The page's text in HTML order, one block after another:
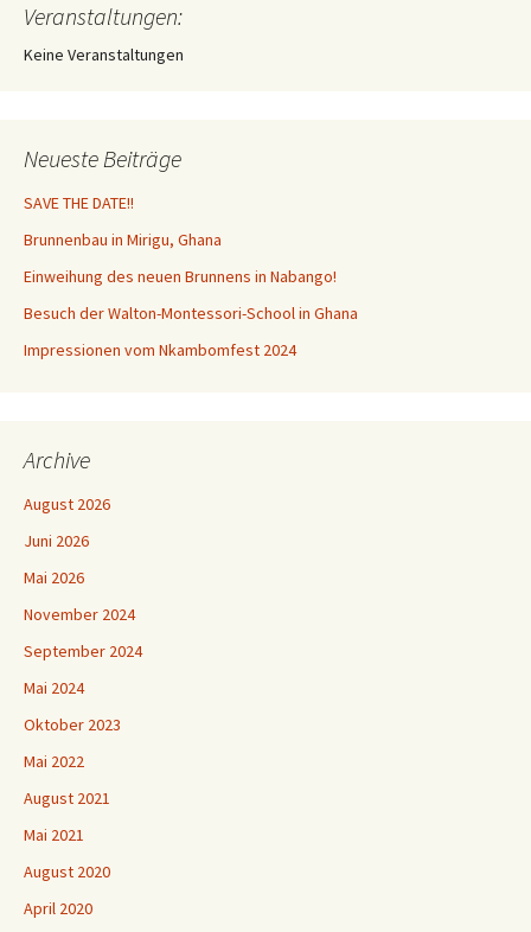
Veranstaltungen:
Keine Veranstaltungen
Neueste Beiträge
SAVE THE DATE!!
Brunnenbau in Mirigu, Ghana
Einweihung des neuen Brunnens in Nabango!
Besuch der Walton-Montessori-School in Ghana
Impressionen vom Nkambomfest 2024
Archive
August 2026
Juni 2026
Mai 2026
November 2024
September 2024
Mai 2024
Oktober 2023
Mai 2022
August 2021
Mai 2021
August 2020
April 2020